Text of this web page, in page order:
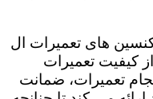
های تعمیرات ال
کیفیت تعمیرات
تعمیرات، ضمانت